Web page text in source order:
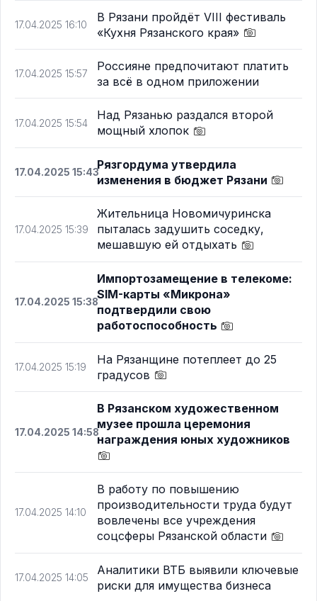
17.04.2025 16:10
В Рязани пройдёт VIII фестиваль
«Кухня Рязанского края»
17.04.2025 15:57
Россияне предпочитают платить
за всё в одном приложении
17.04.2025 15:54
Над Рязанью раздался второй
мощный хлопок
17.04.2025 15:43
Рязгордума утвердила
изменения в бюджет Рязани
17.04.2025 15:39
Жительница Новомичуринска
пыталась задушить соседку,
мешавшую ей отдыхать
17.04.2025 15:38
Импортозамещение в телекоме:
SIM-карты «Микрона»
подтвердили свою
работоспособность
17.04.2025 15:19
На Рязанщине потеплеет до 25
градусов
17.04.2025 14:58
В Рязанском художественном
музее прошла церемония
награждения юных художников
17.04.2025 14:10
В работу по повышению
производительности труда будут
вовлечены все учреждения
соцсферы Рязанской области
17.04.2025 14:05
Аналитики ВТБ выявили ключевые
риски для имущества бизнеса